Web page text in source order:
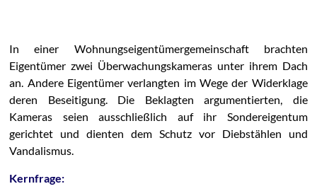
In einer Wohnungseigentümergemeinschaft brachten
Eigentümer zwei Überwachungskameras unter ihrem Dach
an. Andere Eigentümer verlangten im Wege der Widerklage
deren Beseitigung. Die Beklagten argumentierten, die
Kameras seien ausschließlich auf ihr Sondereigentum
gerichtet und dienten dem Schutz vor Diebstählen und
Vandalismus.
Kernfrage: